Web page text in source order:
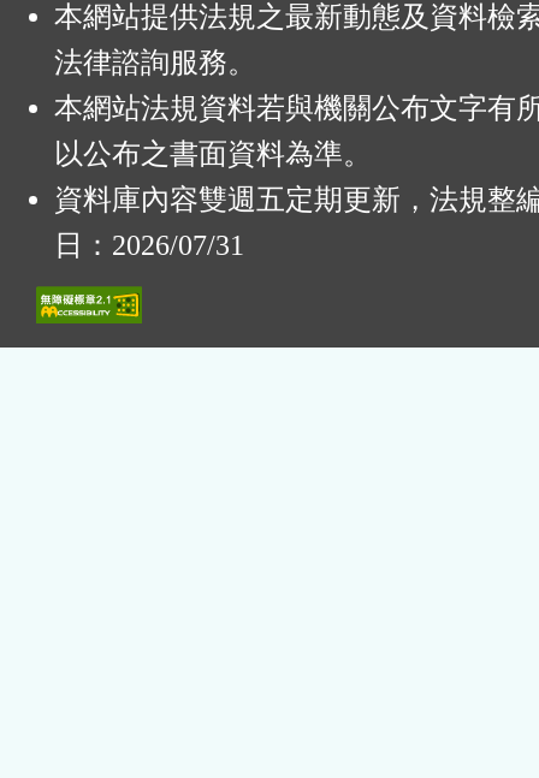
本網站提供法規之最新動態及資料檢
法律諮詢服務。
本網站法規資料若與機關公布文字有
以公布之書面資料為準。
資料庫內容雙週五定期更新，法規整
日：2026/07/31